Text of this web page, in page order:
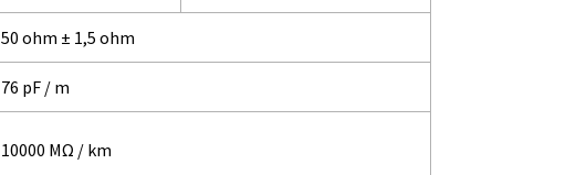
50 ohm ± 1,5 ohm
76 pF / m
10000 MΩ / km